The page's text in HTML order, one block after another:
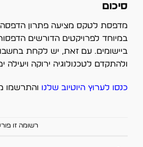
סיכום
מדפסת לטקס מציעה פתרון הדפסה
במיוחד לפרויקטים הדורשים
ביישומים. עם זאת, יש לקחת
ולהתקדם לטכנולוגיה ירוקה
כנסו לערוץ היוטיוב שלנו והתרשמו
רשומה זו